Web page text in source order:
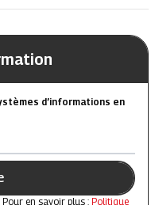
d’informations en
en savoir plus : Politique